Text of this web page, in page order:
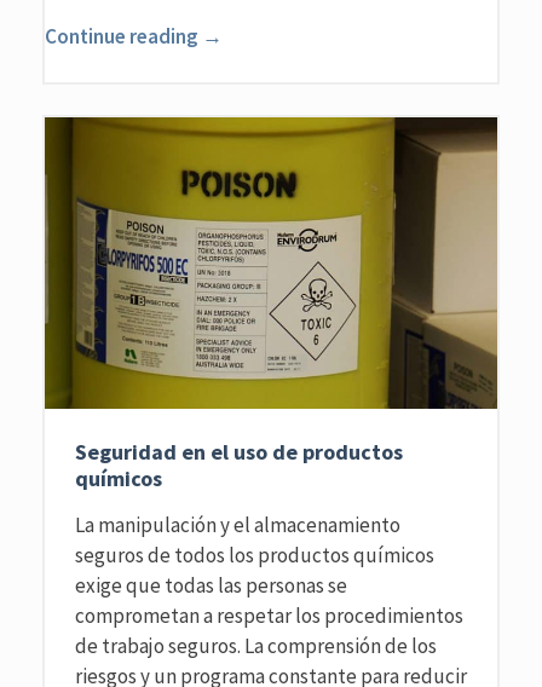
Continue reading →
Seguridad en el uso de productos
químicos
La manipulación y el almacenamiento
seguros de todos los productos químicos
exige que todas las personas se
comprometan a respetar los procedimientos
de trabajo seguros. La comprensión de los
riesgos y un programa constante para reducir